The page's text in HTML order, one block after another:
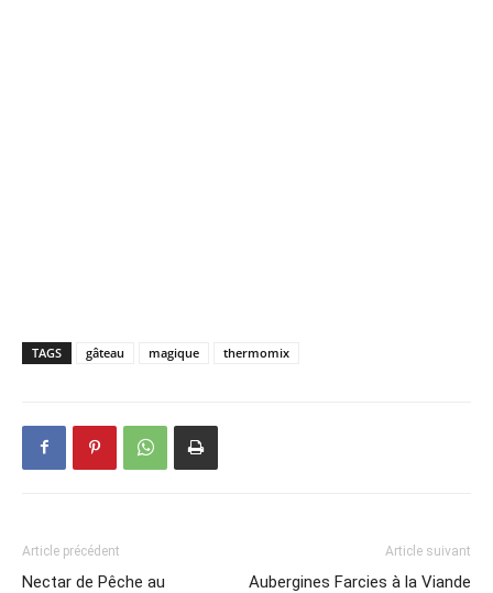
TAGS gâteau magique thermomix
Article précédent
Nectar de Pêche au
Article suivant
Aubergines Farcies à la Viande